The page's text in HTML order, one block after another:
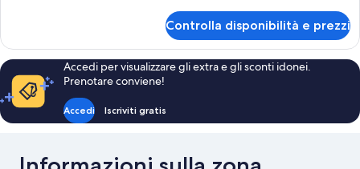
non
fumatori,
vista
giardino
Comfort,
camera
letto,
non
giardino
Controlla disponibilità e prezzi
Accedi per visualizzare gli extra e gli sconti idonei.
Prenotare conviene!
Accedi Iscriviti gratis